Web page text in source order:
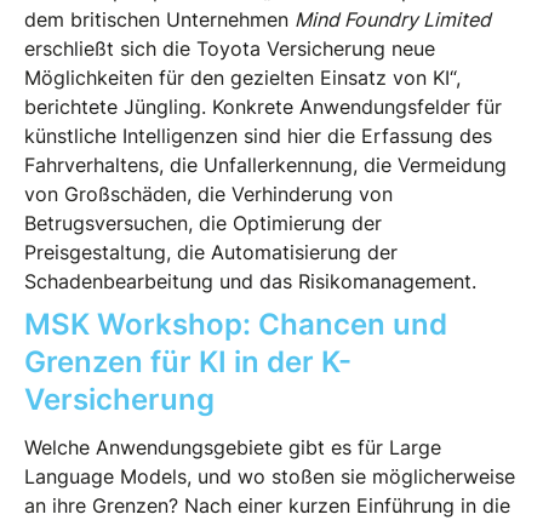
dem britischen Unternehmen Mind Foundry Limited
erschließt sich die Toyota Versicherung neue
Möglichkeiten für den gezielten Einsatz von KI“,
berichtete Jüngling. Konkrete Anwendungsfelder für
künstliche Intelligenzen sind hier die Erfassung des
Fahrverhaltens, die Unfallerkennung, die Vermeidung
von Großschäden, die Verhinderung von
Betrugsversuchen, die Optimierung der
Preisgestaltung, die Automatisierung der
Schadenbearbeitung und das Risikomanagement.
MSK Workshop: Chancen und
Grenzen für KI in der K-
Versicherung
Welche Anwendungsgebiete gibt es für Large
Language Models, und wo stoßen sie möglicherweise
an ihre Grenzen? Nach einer kurzen Einführung in die